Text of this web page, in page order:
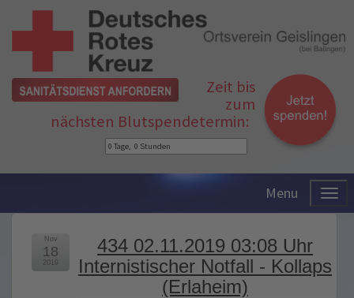
Zeit bis
zum
nächsten Blutspendetermin:
Menu
434 02.11.2019 03:08 Uhr
Internistischer Notfall - Kollaps
(Erlaheim)
Nov
18
2019